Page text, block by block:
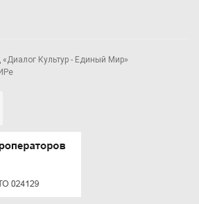
Культур - Единый Мир»